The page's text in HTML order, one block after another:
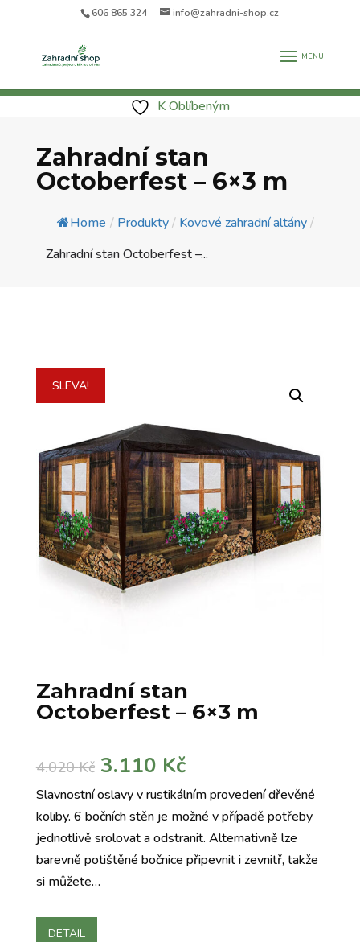
606 865 324 info@zahradni-shop.cz
K Oblíbeným
Zahradní stan
Octoberfest – 6×3 m
Home / Produkty/ Kovové zahradní altány/
Zahradní stan Octoberfest –...
SLEVA!
Zahradní stan
Octoberfest – 6×3 m
4.020Kč Původní
cena
byla:
4.020 Kč.
3.110 KčAktuální
cena
je:
3.110 Kč.
Slavnostní oslavy v rustikálním provedení dřevěné
koliby. 6 bočních stěn je možné v případě potřeby
jednotlivě srolovat a odstranit. Alternativně lze
barevně potištěné bočnice připevnit i zevnitř, takže
si můžete…
DETAIL